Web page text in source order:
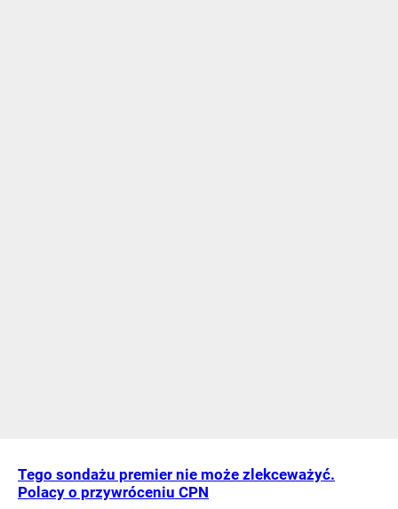
Tego sondażu premier nie może zlekceważyć.
Polacy o przywróceniu CPN